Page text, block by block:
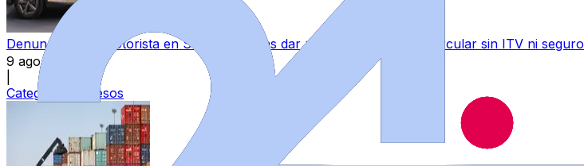
Denunciado un motorista en Salamanca tras dar positivo en drogas y circular sin ITV ni seguro
9 ago 2026
Categoría:
Sucesos